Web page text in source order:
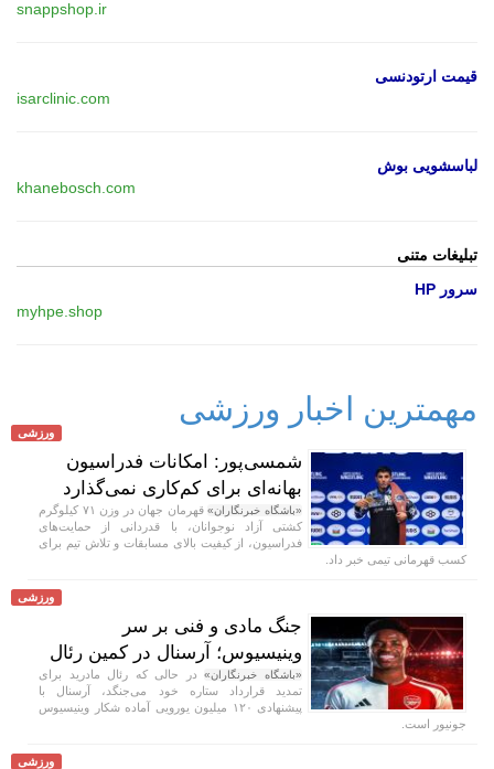
snappshop.ir
قیمت ارتودنسی
isarclinic.com
لباسشویی بوش
khanebosch.com
تبلیغات متنی
سرور HP
myhpe.shop
مهمترین اخبار ورزشی
ورزشی
شمسی‌پور: امکانات فدراسیون
بهانه‌ای برای کم‌کاری نمی‌گذارد
«باشگاه خبرنگاران»
قهرمان جهان در وزن ۷۱ کیلوگرم
کشتی آزاد نوجوانان، با قدردانی از حمایت‌های
فدراسیون، از کیفیت بالای مسابقات و تلاش تیم برای
کسب قهرمانی تیمی خبر داد.
ورزشی
جنگ مادی و فنی بر سر
وینیسیوس؛ آرسنال در کمین رئال
«باشگاه خبرنگاران»در حالی که رئال مادرید برای
تمدید قرارداد ستاره خود می‌جنگد، آرسنال با
پیشنهادی ۱۲۰ میلیون یورویی آماده شکار وینیسیوس
جونیور است.
ورزشی